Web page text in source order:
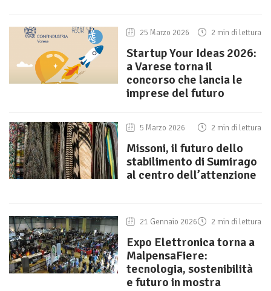
25 Marzo 2026 2 min di lettura
Startup Your Ideas 2026:
a Varese torna il
concorso che lancia le
imprese del futuro
5 Marzo 2026 2 min di lettura
Missoni, il futuro dello
stabilimento di Sumirago
al centro dell’attenzione
21 Gennaio 2026 2 min di lettura
Expo Elettronica torna a
MalpensaFiere:
tecnologia, sostenibilità
e futuro in mostra